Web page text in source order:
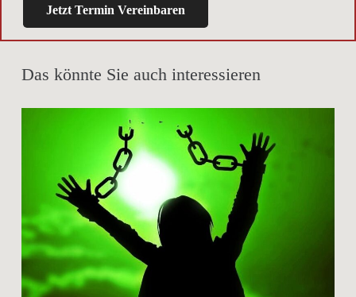
Jetzt Termin Vereinbaren
Das könnte Sie auch interessieren